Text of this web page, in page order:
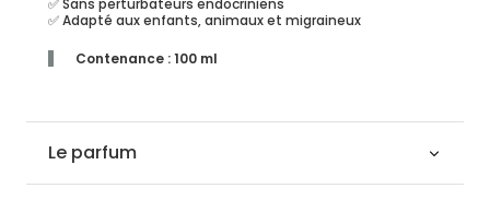
✅ Sans perturbateurs endocriniens
✅ Adapté aux enfants, animaux et migraineux
Contenance : 100 ml
Le parfum